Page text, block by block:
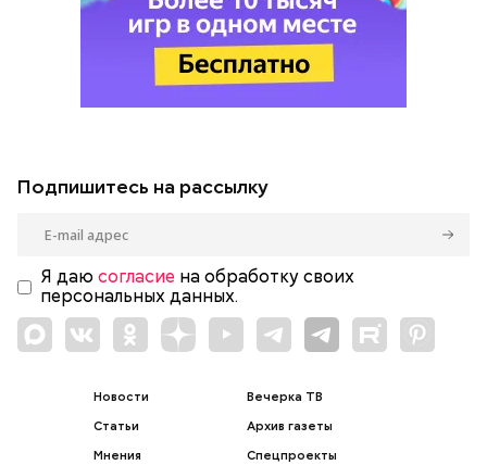
Подпишитесь на рассылку
Я даю согласие на обработку своих
персональных данных.
Новости
Статьи
Мнения
Вечерка ТВ
Архив газеты
Спецпроекты